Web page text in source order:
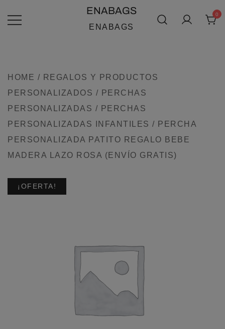
AL
ENABAGS
ENABAGS
0
HOME / REGALOS Y PRODUCTOS
PERSONALIZADOS / PERCHAS
PERSONALIZADAS / PERCHAS
PERSONALIZADAS INFANTILES / PERCHA
PERSONALIZADA PATITO REGALO BEBE
MADERA LAZO ROSA (ENVÍO GRATIS)
¡OFERTA!